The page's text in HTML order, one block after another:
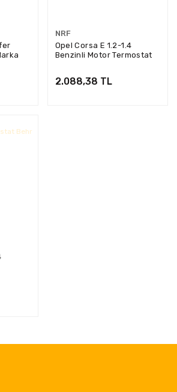
NRF
Opel Corsa E 1.2-1.4
Benzinli Motor Termostat
2.088,38 TL